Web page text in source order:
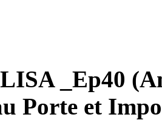
_Ep40
Porte et